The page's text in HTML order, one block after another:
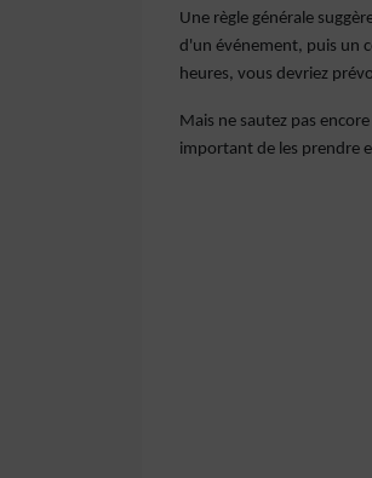
Une règle générale
d'un événement, puis un
heures, vous devriez
Mais ne sautez pas
important de les prendre